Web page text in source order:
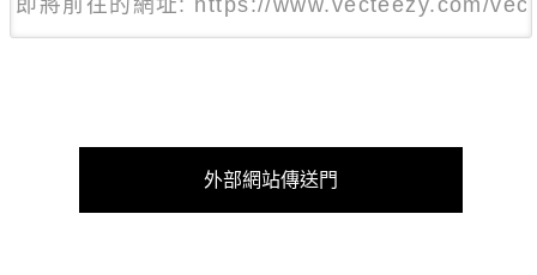
外部網站傳送門